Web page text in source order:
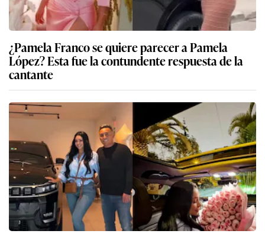
¿Pamela Franco se quiere parecer a Pamela
López? Esta fue la contundente respuesta de la
cantante